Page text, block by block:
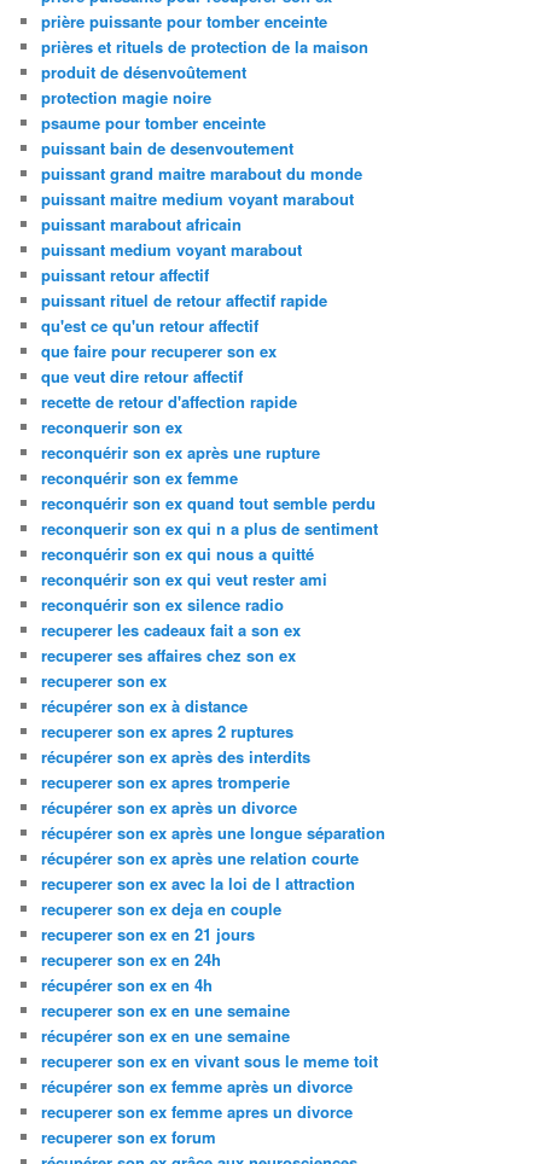
prière puissante pour tomber enceinte
prières et rituels de protection de la maison
produit de désenvoûtement
protection magie noire
psaume pour tomber enceinte
puissant bain de desenvoutement
puissant grand maitre marabout du monde
puissant maitre medium voyant marabout
puissant marabout africain
puissant medium voyant marabout
puissant retour affectif
puissant rituel de retour affectif rapide
qu'est ce qu'un retour affectif
que faire pour recuperer son ex
que veut dire retour affectif
recette de retour d'affection rapide
reconquerir son ex
reconquérir son ex après une rupture
reconquérir son ex femme
reconquérir son ex quand tout semble perdu
reconquerir son ex qui n a plus de sentiment
reconquérir son ex qui nous a quitté
reconquérir son ex qui veut rester ami
reconquérir son ex silence radio
recuperer les cadeaux fait a son ex
recuperer ses affaires chez son ex
recuperer son ex
récupérer son ex à distance
recuperer son ex apres 2 ruptures
récupérer son ex après des interdits
recuperer son ex apres tromperie
récupérer son ex après un divorce
récupérer son ex après une longue séparation
récupérer son ex après une relation courte
recuperer son ex avec la loi de l attraction
recuperer son ex deja en couple
recuperer son ex en 21 jours
recuperer son ex en 24h
récupérer son ex en 4h
recuperer son ex en une semaine
récupérer son ex en une semaine
recuperer son ex en vivant sous le meme toit
récupérer son ex femme après un divorce
recuperer son ex femme apres un divorce
recuperer son ex forum